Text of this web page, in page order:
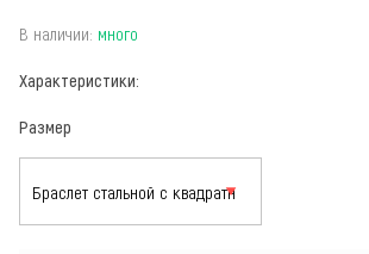
В наличии: много
Характеристики:
Размер